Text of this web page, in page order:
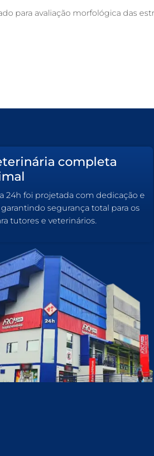
para avaliação morfológica das
completa
24h foi projetada com dedicação e
segurança total para os
tutores e veterinários.